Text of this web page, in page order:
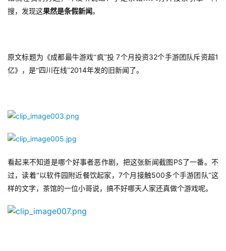
界
游
戏
机
游
戏
休
搜，发现这果然是条假新闻。
原文标题为《成都最牛游戏“疯”投 7个月投资32个手游团队斥资超1
亿》，是“四川在线”2014年发的旧新闻了。
看起来不知道是哪个好事者恶作剧，把这张新闻截图 PS 了一番。不
过，读着“以软件园附近餐饮起家， 7个月接触500多个手游团队”这
样的文字，茶馆的一位小哥说，搞不好哪天人家还真做个游戏呢。